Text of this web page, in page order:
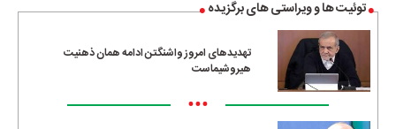
توئیت ها و ویراستی های برگزیده
تهدیدهای امروز واشنگتن ادامه همان ذهنیت
هیروشیماست
•••